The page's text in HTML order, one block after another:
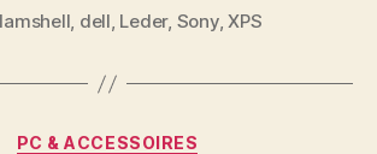
, dell, Leder, Sony,XPS
Kategorien
PC & ACCESSOIRES